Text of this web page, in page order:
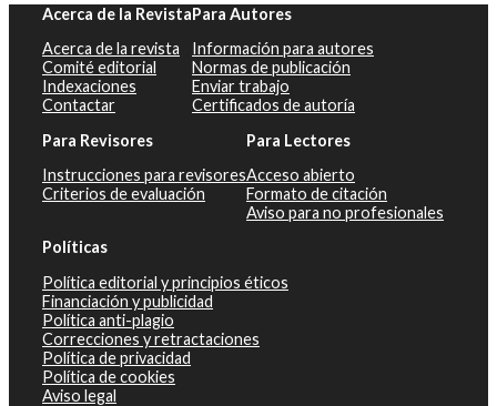
Acerca de la Revista
Acerca de la revista
Comité editorial
Indexaciones
Contactar
Para Autores
Información para autores
Normas de publicación
Enviar trabajo
Certificados de autoría
Para Revisores
Instrucciones para revisores
Criterios de evaluación
Para Lectores
Acceso abierto
Formato de citación
Aviso para no profesionales
Políticas
Política editorial y principios éticos
Financiación y publicidad
Política anti-plagio
Correcciones y retractaciones
Política de privacidad
Política de cookies
Aviso legal